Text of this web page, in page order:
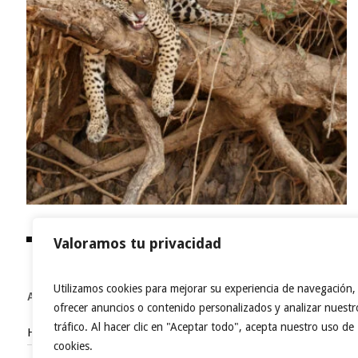
Valoramos tu privacidad
Utilizamos cookies para mejorar su experiencia de navegación,
ofrecer anuncios o contenido personalizados y analizar
tráfico. Al hacer clic en "Aceptar todo", acepta nuestro uso de
cookies.
ACCESOS DIRECTOS
Home